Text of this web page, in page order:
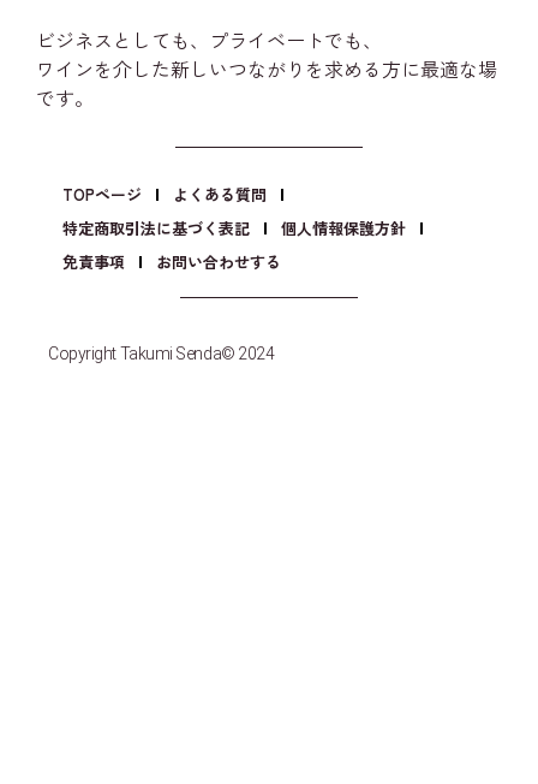
ビジネスとしても、プライベートでも、
ワインを介した新しいつながりを求める方に最適な場
です。
TOPページ
よくある質問
特定商取引法に基づく表記
個人情報保護方針
免責事項
お問い合わせする
Copyright Takumi Senda© 2024